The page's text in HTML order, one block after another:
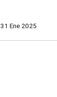
31 Ene 2025